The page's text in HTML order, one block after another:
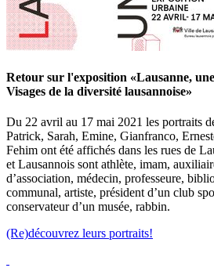
Retour sur l'exposition «Lausanne,
Visages de la diversité lausannoise»
Du 22 avril au 17 mai 2021 les portraits
Patrick, Sarah, Emine, Gianfranco,
Fehim ont été affichés dans les rues de
et Lausannois sont athlète, imam,
d’association, médecin, professeure,
communal, artiste, président d’un club
conservateur d’un musée, rabbin.
(Re)découvrez leurs portraits!